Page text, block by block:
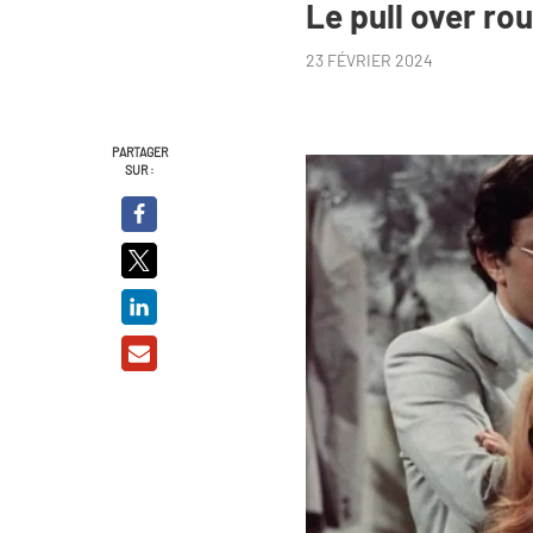
Le pull over
23 FÉVRIER 2024
PARTAGER
SUR :